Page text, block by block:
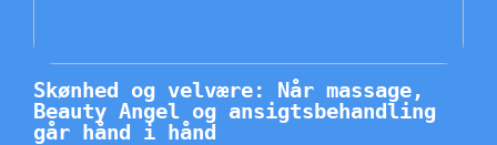
Skønhed og velvære: Når massage,
Beauty Angel og ansigtsbehandling
går hånd i hånd